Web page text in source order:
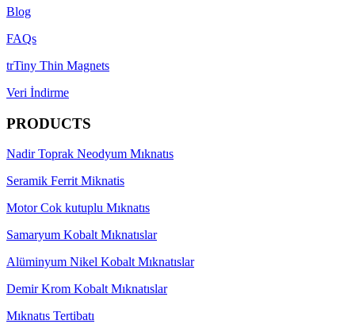
Blog
FAQs
trTiny Thin Magnets
Veri İndirme
PRODUCTS
Nadir Toprak Neodyum Mıknatıs
Seramik Ferrit Miknatis
Motor Cok kutuplu Mıknatıs
Samaryum Kobalt Mıknatıslar
Alüminyum Nikel Kobalt Mıknatıslar
Demir Krom Kobalt Mıknatıslar
Mıknatıs Tertibatı